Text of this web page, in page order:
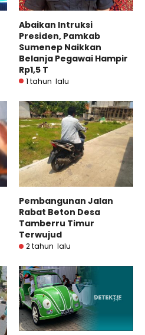
Abaikan Intruksi
Presiden, Pamkab
Sumenep Naikkan
Belanja Pegawai Hampir
Rp1,5 T
1 tahun lalu
Pembangunan Jalan
Rabat Beton Desa
Tamberru Timur
Terwujud
2 tahun lalu